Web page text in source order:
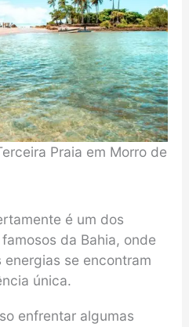
Praia em Morro de
é um dos
da Bahia, onde
se encontram
única.
enfrentar algumas